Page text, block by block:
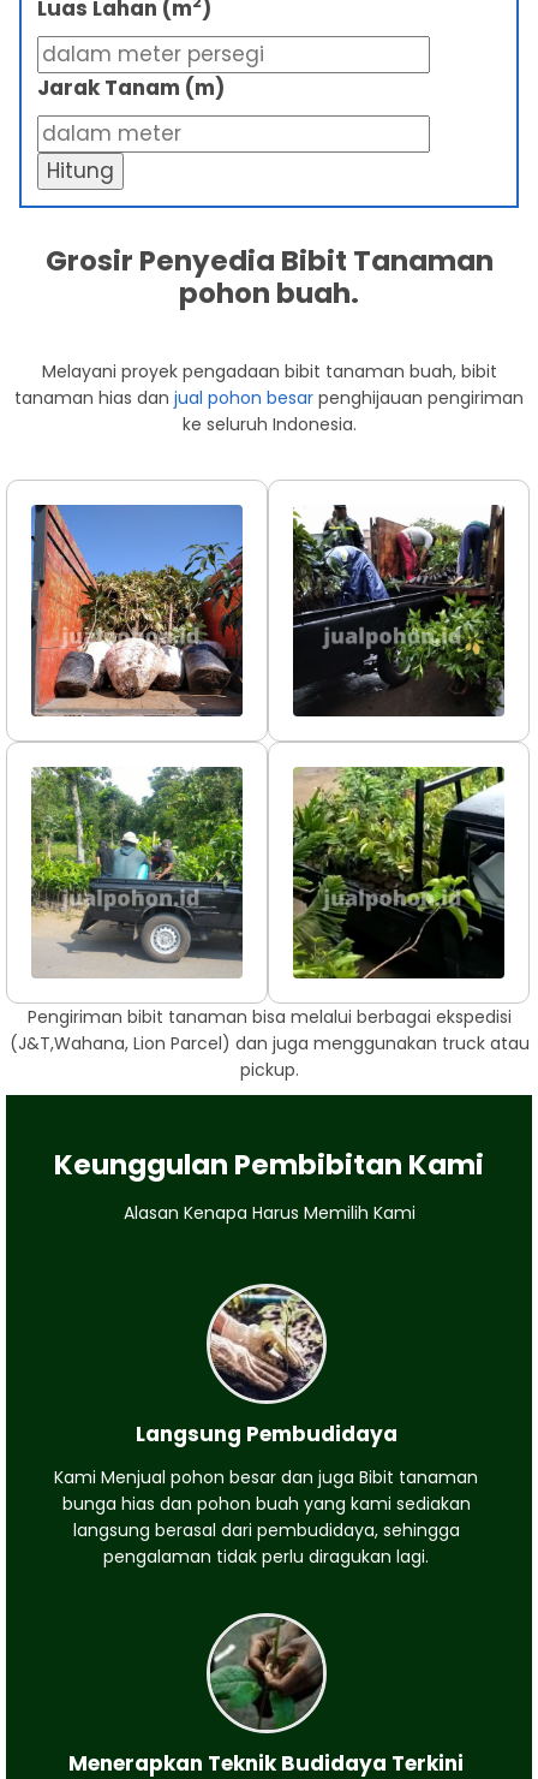
Luas Lahan (m )
Jarak Tanam (m)
Hitung
Grosir Penyedia Bibit Tanaman
pohon buah.
Melayani proyek pengadaan bibit tanaman buah, bibit
tanaman hias dan jual pohon besar penghijauan pengiriman
ke seluruh Indonesia.
Pengiriman bibit tanaman bisa melalui berbagai ekspedisi
(J&T,Wahana, Lion Parcel) dan juga menggunakan truck atau
pickup.
Keunggulan Pembibitan Kami
Alasan Kenapa Harus Memilih Kami
Langsung Pembudidaya
Kami Menjual pohon besar dan juga Bibit tanaman
bunga hias dan pohon buah yang kami sediakan
langsung berasal dari pembudidaya, sehingga
pengalaman tidak perlu diragukan lagi.
Menerapkan Teknik Budidaya Terkini